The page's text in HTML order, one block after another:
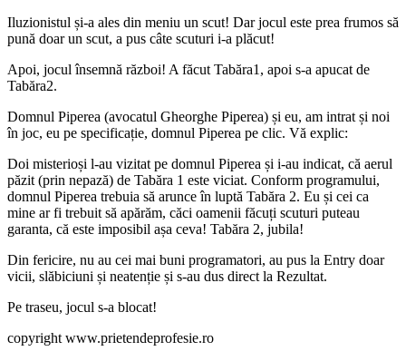
Iluzionistul și-a ales din meniu un scut! Dar jocul este prea frumos să
pună doar un scut, a pus câte scuturi i-a plăcut!
Apoi, jocul însemnă război! A făcut Tabăra1, apoi s-a apucat de
Tabăra2.
Domnul Piperea (avocatul Gheorghe Piperea) și eu, am intrat și noi
în joc, eu pe specificație, domnul Piperea pe clic. Vă explic:
Doi misterioși l-au vizitat pe domnul Piperea și i-au indicat, că aerul
păzit (prin nepază) de Tabăra 1 este viciat. Conform programului,
domnul Piperea trebuia să arunce în luptă Tabăra 2. Eu și cei ca
mine ar fi trebuit să apărăm, căci oamenii făcuți scuturi puteau
garanta, că este imposibil așa ceva! Tabăra 2, jubila!
Din fericire, nu au cei mai buni programatori, au pus la Entry doar
vicii, slăbiciuni și neatenție și s-au dus direct la Rezultat.
Pe traseu, jocul s-a blocat!
copyright www.prietendeprofesie.ro